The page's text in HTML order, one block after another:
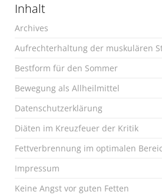
Inhalt
Archives
Aufrechterhaltung der muskulären
Bestform für den Sommer
Bewegung als Allheilmittel
Datenschutzerklärung
Diäten im Kreuzfeuer der Kritik
Fettverbrennung im optimalen
Impressum
Keine Angst vor guten Fetten